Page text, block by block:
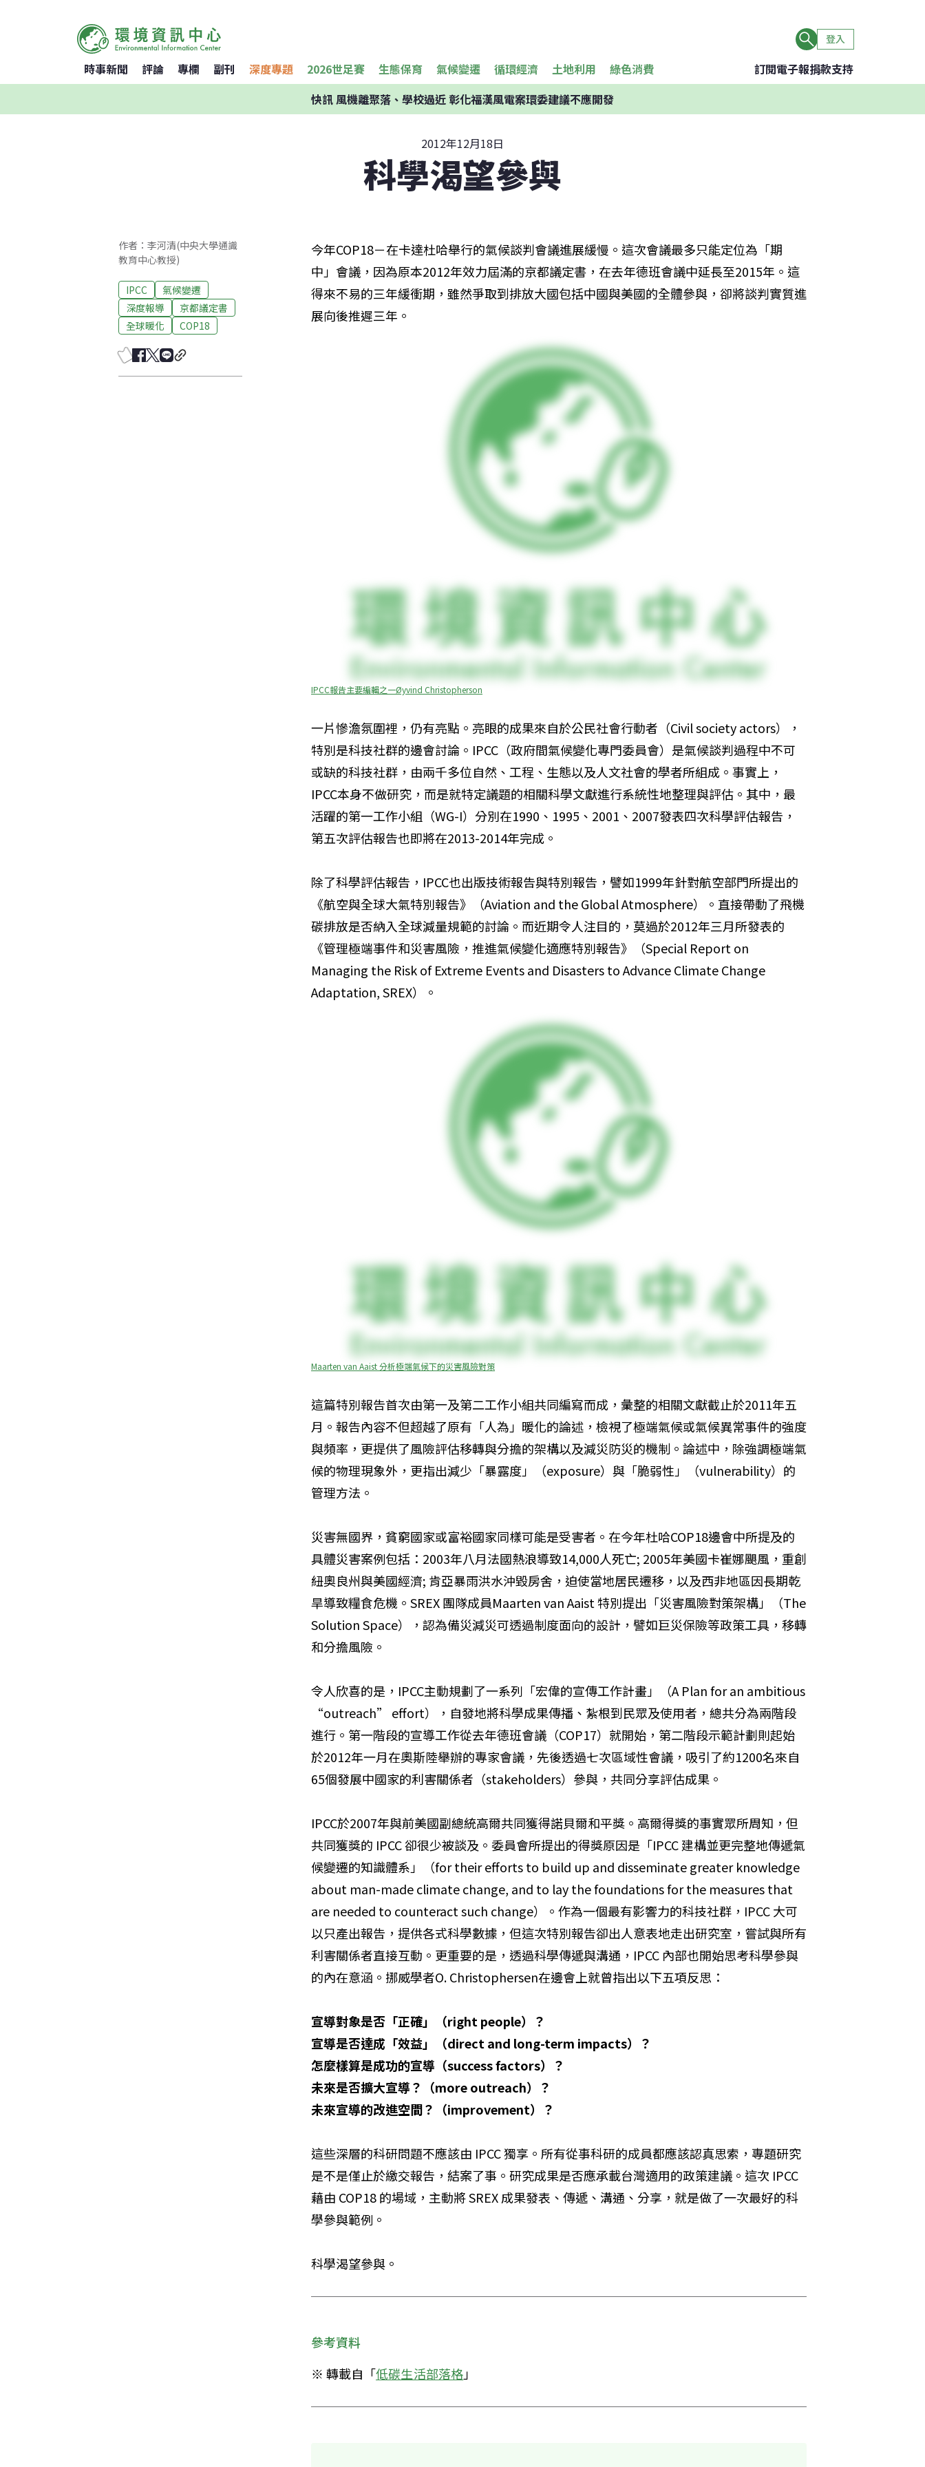
登入
時事新聞 評論 專欄 副刊 深度專題 2026世足賽 生態保育 氣候變遷 循環經濟 土地利用 綠色消費 訂閱電子報捐款支持
快訊風機離聚落、學校過近 彰化福漢風電案環委建議不應開發
2012年12月18日
科學渴望參與
作者：李河清(中央大學通識
教育中心教授)
IPCC
氣候變遷
深度報導
京都議定書
全球暖化
COP18
今年COP18－在卡達杜哈舉行的氣候談判會議進展緩慢。這次會議最多只能定位為「期
中」會議，因為原本2012年效力屆滿的京都議定書，在去年德班會議中延長至2015年。這
得來不易的三年緩衝期，雖然爭取到排放大國包括中國與美國的全體參與，卻將談判實質進
展向後推遲三年。
IPCC報告主要編輯之一Øyvind Christopherson
一片慘澹氛圍裡，仍有亮點。亮眼的成果來自於公民社會行動者（Civil society actors），
特別是科技社群的邊會討論。IPCC（政府間氣候變化專門委員會）是氣候談判過程中不可
或缺的科技社群，由兩千多位自然、工程、生態以及人文社會的學者所組成。事實上，
IPCC本身不做研究，而是就特定議題的相關科學文獻進行系統性地整理與評估。其中，最
活躍的第一工作小組（WG-I）分別在1990、1995、2001、2007發表四次科學評估報告，
第五次評估報告也即將在2013-2014年完成。
除了科學評估報告，IPCC也出版技術報告與特別報告，譬如1999年針對航空部門所提出的
《航空與全球大氣特別報告》（Aviation and the Global Atmosphere）。直接帶動了飛機
碳排放是否納入全球減量規範的討論。而近期令人注目的，莫過於2012年三月所發表的
《管理極端事件和災害風險，推進氣候變化適應特別報告》（Special Report on
Managing the Risk of Extreme Events and Disasters to Advance Climate Change
Adaptation, SREX）。
Maarten van Aaist 分析極端氣候下的災害風險對策
這篇特別報告首次由第一及第二工作小組共同編寫而成，彙整的相關文獻截止於2011年五
月。報告內容不但超越了原有「人為」暖化的論述，檢視了極端氣候或氣候異常事件的強度
與頻率，更提供了風險評估移轉與分擔的架構以及減災防災的機制。論述中，除強調極端氣
候的物理現象外，更指出減少「暴露度」（exposure）與「脆弱性」（vulnerability）的
管理方法。
災害無國界，貧窮國家或富裕國家同樣可能是受害者。在今年杜哈COP18邊會中所提及的
具體災害案例包括：2003年八月法國熱浪導致14,000人死亡; 2005年美國卡崔娜颶風，重創
紐奧良州與美國經濟; 肯亞暴雨洪水沖毀房舍，迫使當地居民遷移，以及西非地區因長期乾
旱導致糧食危機。SREX 團隊成員Maarten van Aaist 特別提出「災害風險對策架構」（The
Solution Space），認為備災減災可透過制度面向的設計，譬如巨災保險等政策工具，移轉
和分擔風險。
令人欣喜的是，IPCC主動規劃了一系列「宏偉的宣傳工作計畫」（A Plan for an ambitious
“outreach” effort），自發地將科學成果傳播、紮根到民眾及使用者，總共分為兩階段
進行。第一階段的宣導工作從去年德班會議（COP17）就開始，第二階段示範計劃則起始
於2012年一月在奧斯陸舉辦的專家會議，先後透過七次區域性會議，吸引了約1200名來自
65個發展中國家的利害關係者（stakeholders）參與，共同分享評估成果。
IPCC於2007年與前美國副總統高爾共同獲得諾貝爾和平獎。高爾得獎的事實眾所周知，但
共同獲獎的 IPCC 卻很少被談及。委員會所提出的得獎原因是「IPCC 建構並更完整地傳遞氣
候變遷的知識體系」（for their efforts to build up and disseminate greater knowledge
about man-made climate change, and to lay the foundations for the measures that
are needed to counteract such change）。作為一個最有影響力的科技社群，IPCC 大可
以只產出報告，提供各式科學數據，但這次特別報告卻出人意表地走出研究室，嘗試與所有
利害關係者直接互動。更重要的是，透過科學傳遞與溝通，IPCC 內部也開始思考科學參與
的內在意涵。挪威學者O. Christophersen在邊會上就曾指出以下五項反思：
宣導對象是否「正確」（right people）？
宣導是否達成「效益」（direct and long-term impacts）？
怎麼樣算是成功的宣導（success factors）？
未來是否擴大宣導？（more outreach）？
未來宣導的改進空間？（improvement）？
這些深層的科研問題不應該由 IPCC 獨享。所有從事科研的成員都應該認真思索，專題研究
是不是僅止於繳交報告，結案了事。研究成果是否應承載台灣適用的政策建議。這次 IPCC
藉由 COP18 的場域，主動將 SREX 成果發表、傳遞、溝通、分享，就是做了一次最好的科
學參與範例。
科學渴望參與。
參考資料
※ 轉載自「低碳生活部落格」